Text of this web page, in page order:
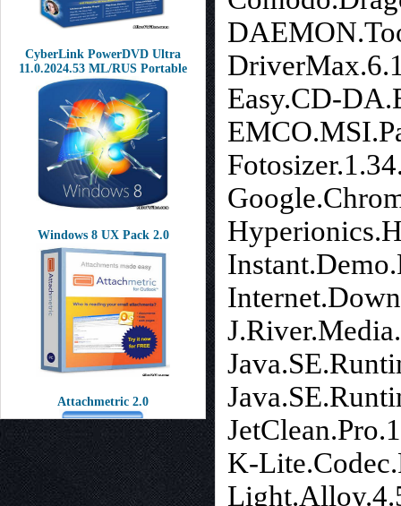
CyberLink PowerDVD Ultra
11.0.2024.53 ML/RUS Portable
Windows 8 UX Pack 2.0
Attachmetric 2.0
Easy.CD-
K-